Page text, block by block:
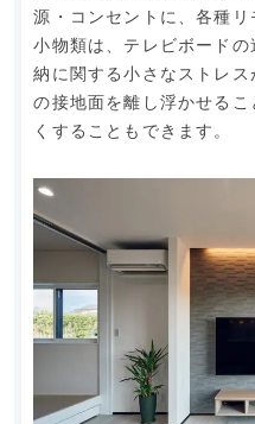
源・コンセントに、各種
小物類は、テレビボード
納に関する小さなストレ
の接地面を離し浮かせる
くすることもできます。